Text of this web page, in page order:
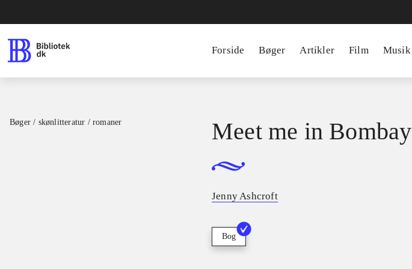
Forside Bøger Artikler Film Musik
Bøger / skønlitteratur / romaner Meet me in Bombay
Jenny Ashcroft
Bog